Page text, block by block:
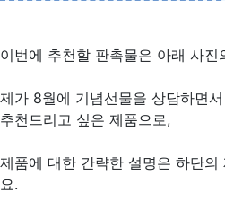
이번에 추천할 판촉물은 아래 사진
제가 8월에 기념선물을 상담하면
추천드리고 싶은 제품으로,
제품에 대한 간략한 설명은 하단
요.